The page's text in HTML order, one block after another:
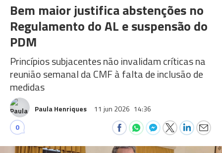
Bem maior justifica abstenções no
Regulamento do AL e suspensão do
PDM
Princípios subjacentes não invalidam críticas na
reunião semanal da CMF à falta de inclusão de
medidas
Paula Henriques 11 jun 2026 14:36
0